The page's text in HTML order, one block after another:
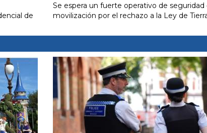
de
Se espera un fuerte operativo de seguridad
movilización por el rechazo a la Ley de